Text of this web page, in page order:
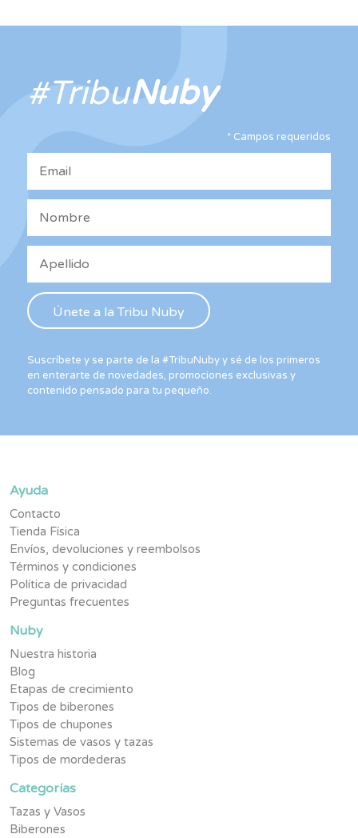
#TribuNuby
*Campos requeridos
Suscríbete y se parte de la #TribuNuby y sé de los primeros
en enterarte de novedades, promociones exclusivas y
contenido pensado para tu pequeño.
Ayuda
Contacto
Tienda Física
Envíos, devoluciones y reembolsos
Términos y condiciones
Política de privacidad
Preguntas frecuentes
Nuby
Nuestra historia
Blog
Etapas de crecimiento
Tipos de biberones
Tipos de chupones
Sistemas de vasos y tazas
Tipos de mordederas
Categorías
Tazas y Vasos
Biberones